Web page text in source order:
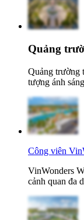
Quảng
Quảng trường
tượng ánh
Công viên
VinWonders
cảnh quan đa